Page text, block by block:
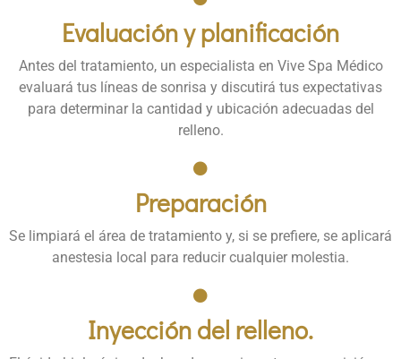
Evaluación y planificación
Antes del tratamiento, un especialista en Vive Spa Médico
evaluará tus líneas de sonrisa y discutirá tus expectativas
para determinar la cantidad y ubicación adecuadas del
relleno.
Preparación
Se limpiará el área de tratamiento y, si se prefiere, se aplicará
anestesia local para reducir cualquier molestia.
Inyección del relleno.